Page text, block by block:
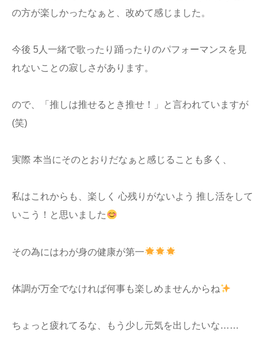
の方が楽しかったなぁと、改めて感じました。
今後 5人一緒で歌ったり踊ったりのパフォーマンスを見
れないことの寂しさがあります。
ので、「推しは推せるとき推せ！」と言われていますが
(笑)
実際 本当にそのとおりだなぁと感じることも多く、
私はこれからも、楽しく 心残りがないよう 推し活をして
いこう！と思いました
その為にはわが身の健康が第一
体調が万全でなければ何事も楽しめませんからね
ちょっと疲れてるな、もう少し元気を出したいな……